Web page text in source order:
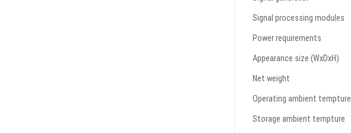
Signal processing modules
Power requirements
Appearance size (WxDxH)
Net weight
Operating ambient tempture
Storage ambient tempture